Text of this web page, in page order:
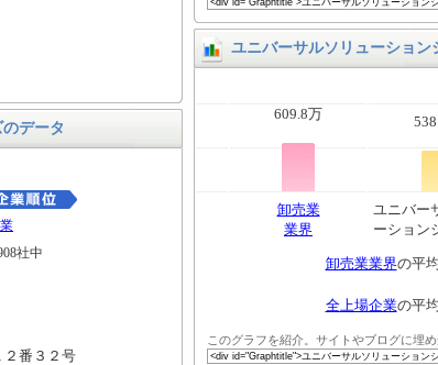
データ
社中
２番３２号
ユニバーサルソリューショ
609.8万
卸売業
業界
ユニバー
ーション
卸売業業界の平
全上場企業の平
このグラフを紹介。サイトやブログに埋